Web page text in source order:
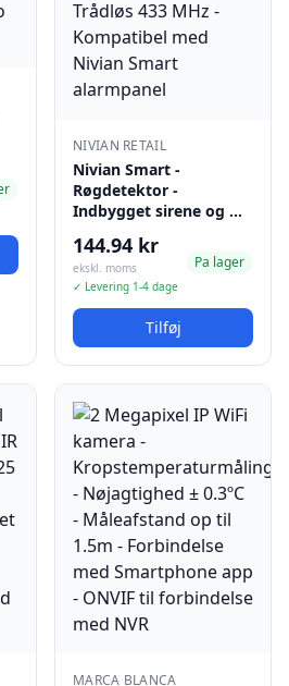
NIVIAN RETAIL
Nivian Smart -
Røgdetektor -
Indbygget sirene og …
144.94 kr
ekskl. moms
✓ Levering 1-4 dage
Pa lager
Tilføj
MARCA BLANCA